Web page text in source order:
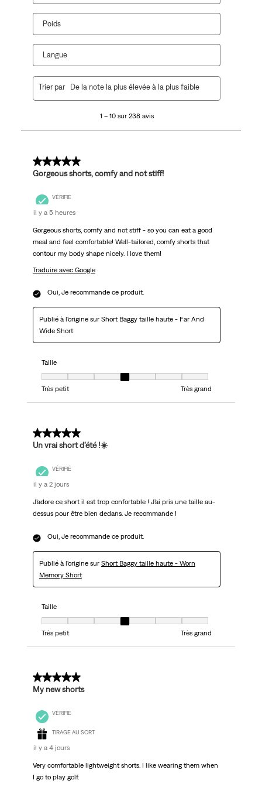
Poids
Langue
238
1 – 10 sur 238 avis
Trier par De la note la plus élevée à la plus faible
5 sur 5 étoiles.
Gorgeous shorts, comfy and not stiff!
VÉRIFIÉ
il y a 5 heures
Gorgeous shorts, comfy and not stiff - so you can eat a good
meal and feel comfortable! Well-tailored, comfy shorts that
contour my body shape nicely. I love them!
Traduire avec Google
Oui, Je recommande ce produit.
Publié à l'origine sur Short Baggy taille haute - Far And
Wide Short
Taille
Taille, 4 sur 7, où 1 est égal à Très petit et 7 est égal à Très grand
Très petit
Très grand
5 sur 5 étoiles.
Un vrai short d’été !☀️
VÉRIFIÉ
il y a 2 jours
J’adore ce short il est trop confortable ! J’ai pris une taille au-
dessus pour être bien dedans. Je recommande !
Oui, Je recommande ce produit.
Publié à l'origine sur Short Baggy taille haute - Worn
Memory Short
Taille
Taille, 4 sur 7, où 1 est égal à Très petit et 7 est égal à Très grand
Très petit
Très grand
5 sur 5 étoiles.
My new shorts
VÉRIFIÉ
TIRAGE AU SORT
il y a 4 jours
Very comfortable lightweight shorts. I like wearing them when
I go to play golf.